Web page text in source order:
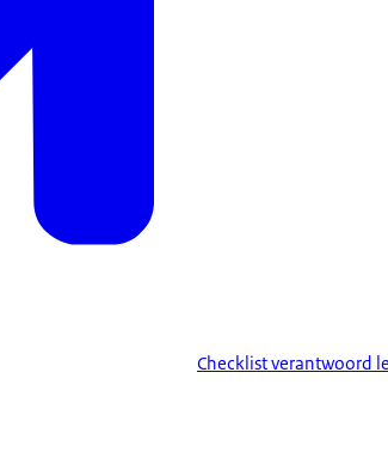
Checklist verantwoord